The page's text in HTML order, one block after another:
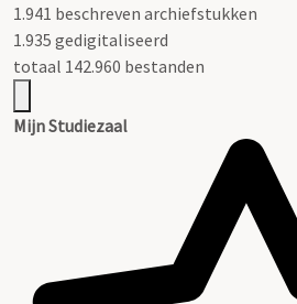
1.941 beschreven archiefstukken
1.935 gedigitaliseerd
totaal 142.960 bestanden
Mijn Studiezaal